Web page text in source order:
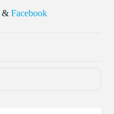
&Facebook